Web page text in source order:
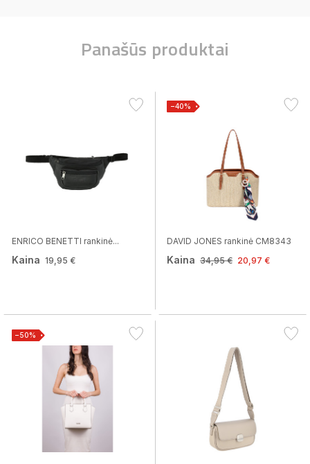
Panašūs produktai
ENRICO BENETTI rankinė...
Kaina 19,95 €
−40%
DAVID JONES rankinė CM8343
Kaina 34,95 € 20,97 €
−50%